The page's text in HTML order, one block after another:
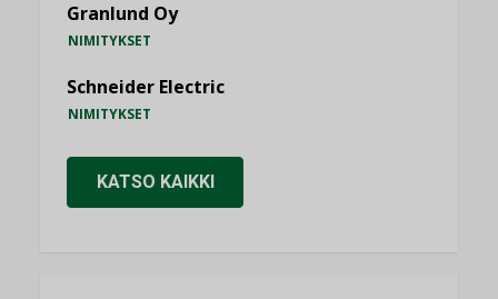
Granlund Oy
NIMITYKSET
Schneider Electric
NIMITYKSET
KATSO KAIKKI